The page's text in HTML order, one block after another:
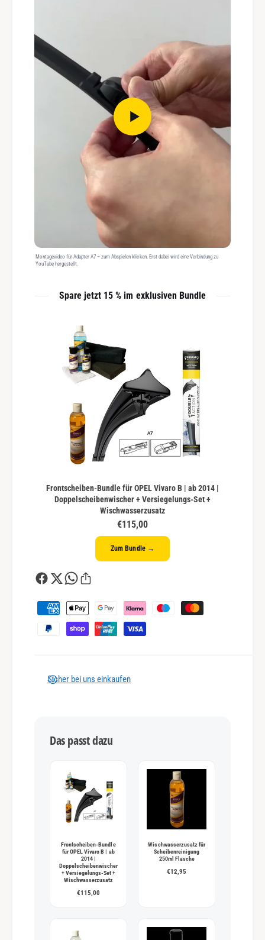
Montagevideo für Adapter A7 – zum Abspielen klicken. Erst dabei wird eine Verbindung zu
YouTube hergestellt.
Spare jetzt 15 % im exklusiven Bundle
Frontscheiben-Bundle für OPEL Vivaro B | ab 2014 |
Doppelscheibenwischer + Versiegelungs-Set +
Wischwasserzusatz
€115,00
Zum Bundle →
Z
a
Sicher bei uns einkaufen
Das passt dazu
Frontscheiben-Bundle
für OPEL Vivaro B | ab
2014 |
Doppelscheibenwischer
+ Versiegelungs-Set +
Wischwasserzusatz
€115,00
Wischwasserzusatz für
Scheibenreinigung
250ml Flasche
€12,95